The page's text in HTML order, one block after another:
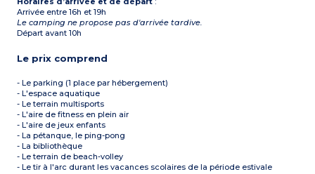
Arrivée entre 16h et 19h
Le camping ne propose pas d'arrivée tardive.
Départ avant 10h
Le prix comprend
- Le parking (1 place par hébergement)
- L'espace aquatique
- Le terrain multisports
- L'aire de fitness en plein air
- L'aire de jeux enfants
- La pétanque, le ping-pong
- La bibliothèque
- Le terrain de beach-volley
- Le tir à l'arc durant les vacances scolaires de la période estivale